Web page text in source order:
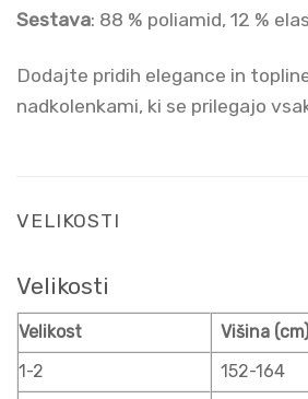
Sestava: 88 % poliamid, 12 %
Dodajte pridih elegance in
nadkolenkami, ki se prilegajo
VELIKOSTI
Velikosti
Velikost
Višina (cm)
1-2
152-164